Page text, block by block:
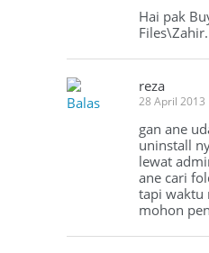
Hai pak
Balas
reza
28 April 2013
gan ane
uninstall
lewat
ane cari
tapi waktu
mohon